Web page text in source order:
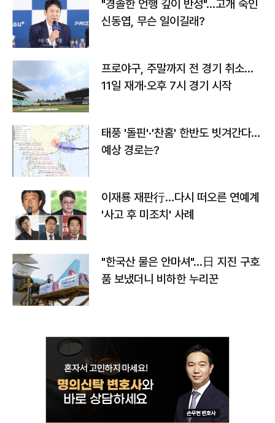
"경솔한 언행 깊이 반성"…고개 숙인
신동엽, 무슨 일이길래?
프로야구, 주말까지 전 경기 취소…
11일 재개·오후 7시 경기 시작
태풍 '돌핀'·'찬홈' 한반도 빗겨간다…
예상 경로는?
이재룡 재판行…다시 떠오른 연예계
'사고 후 미조치' 사례
"한국산 물은 안마셔"…日 지진 구호
품 보냈더니 비하한 누리꾼